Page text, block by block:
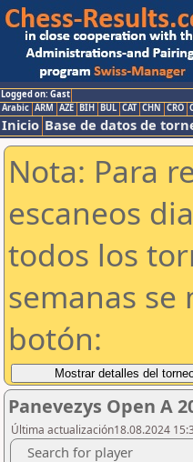
Logged on: Gast
Arabic ARM AZE BIH BUL CAT CHN CRO
Inicio Base de datos de
Nota: Para
escaneos
todos los
semanas
botón:
Panevezys Open A
Última actualización18.08.2024
Search for player